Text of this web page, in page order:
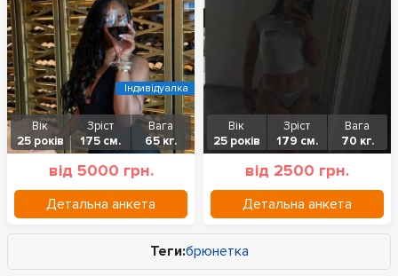
Вік
25 років
Зріст
175 см.
Вага
65 кг.
від 5000 грн.
Детальна анкета
Індивідуалка
Вік
25 років
Зріст
179 см.
Вага
70 кг.
від 2500 грн.
Детальна анкета
Теги:брюнетка